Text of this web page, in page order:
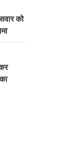
को